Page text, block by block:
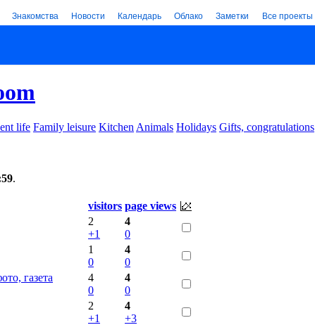
Знакомства Новости Календарь Облако Заметки Все проекты
life Family leisure Kitchen Animals Holidays Gifts, congratulations
.
visitors page views
2
+1
4
0
1
0
4
0
газета
4
0
4
0
2
+1
4
+3